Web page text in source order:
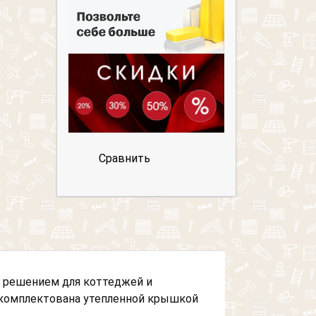
Сравнить
решением для коттеджей и
утепленной крышкой